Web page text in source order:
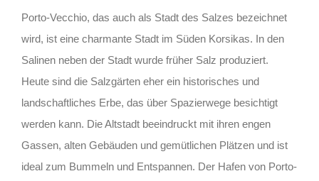
Porto-Vecchio, das auch als Stadt des Salzes bezeichnet
wird, ist eine charmante Stadt im Süden Korsikas. In den
Salinen neben der Stadt wurde früher Salz produziert.
Heute sind die Salzgärten eher ein historisches und
landschaftliches Erbe, das über Spazierwege besichtigt
werden kann. Die Altstadt beeindruckt mit ihren engen
Gassen, alten Gebäuden und gemütlichen Plätzen und ist
ideal zum Bummeln und Entspannen. Der Hafen von Porto-